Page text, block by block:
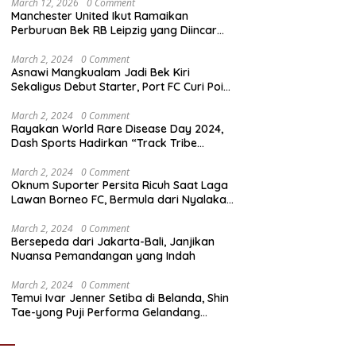
March 12, 2026 0 Comment
Manchester United Ikut Ramaikan
Perburuan Bek RB Leipzig yang Diincar
March 2, 2024 0 Comment
Asnawi Mangkualam Jadi Bek Kiri
Sekaligus Debut Starter, Port FC Curi Poin
March 2, 2024 0 Comment
Rayakan World Rare Disease Day 2024,
Dash Sports Hadirkan “Track Tribe
March 2, 2024 0 Comment
Oknum Suporter Persita Ricuh Saat Laga
Lawan Borneo FC, Bermula dari Nyalakan
March 2, 2024 0 Comment
Bersepeda dari Jakarta-Bali, Janjikan
Nuansa Pemandangan yang Indah
March 2, 2024 0 Comment
Temui Ivar Jenner Setiba di Belanda, Shin
Tae-yong Puji Performa Gelandang